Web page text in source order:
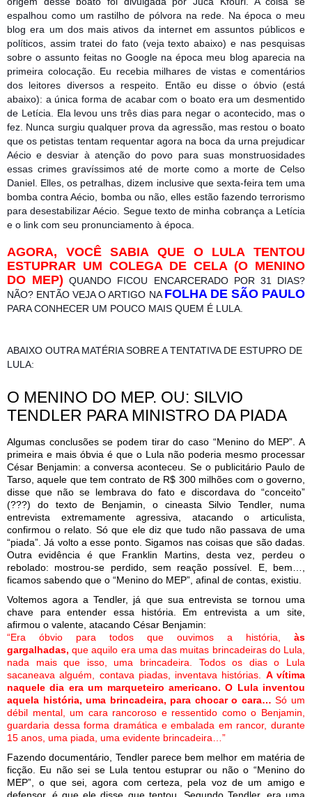
espalhou como um rastilho de pólvora na rede. Na época o meu
blog era um dos mais ativos da internet em assuntos públicos e
políticos, assim tratei do fato (veja texto abaixo) e nas pesquisas
sobre o assunto feitas no Google na época meu blog aparecia na
primeira colocação. Eu recebia milhares de vistas e comentários
dos leitores diversos a respeito. Então eu disse o óbvio (está
abaixo): a única forma de acabar com o boato era um desmentido
de Letícia. Ela levou uns três dias para negar o acontecido, mas o
fez. Nunca surgiu qualquer prova da agressão, mas restou o boato
que os petistas tentam requentar agora na boca da urna prejudicar
Aécio e desviar à atenção do povo para suas monstruosidades
essas crimes gravíssimos até de morte como a morte de Celso
Daniel. Elles, os petralhas, dizem inclusive que sexta-feira tem uma
bomba contra Aécio, bomba ou não, elles estão fazendo terrorismo
para desestabilizar Aécio. Segue texto de minha cobrança a Letícia
e o link com seu pronunciamento à época.
AGORA, VOCÊ SABIA QUE O LULA TENTOU
ESTUPRAR UM COLEGA DE CELA (O MENINO
DO MEP) QUANDO FICOU ENCARCERADO POR 31 DIAS?
NÃO? ENTÃO VEJA O ARTIGO NA FOLHA DE SÃO PAULO
PARA CONHECER UM POUCO MAIS QUEM É LULA.
ABAIXO OUTRA MATÉRIA SOBRE A TENTATIVA DE ESTUPRO DE
LULA:
O MENINO DO MEP. OU: SILVIO
TENDLER PARA MINISTRO DA PIADA
Algumas conclusões se podem tirar do caso “Menino do MEP”. A
primeira e mais óbvia é que o Lula não poderia mesmo processar
César Benjamin: a conversa aconteceu. Se o publicitário Paulo de
Tarso, aquele que tem contrato de R$ 300 milhões com o governo,
disse que não se lembrava do fato e discordava do “conceito”
(???) do texto de Benjamin, o cineasta Silvio Tendler, numa
entrevista extremamente agressiva, atacando o articulista,
confirmou o relato. Só que ele diz que tudo não passava de uma
“piada”. Já volto a esse ponto. Sigamos nas coisas que são dadas.
Outra evidência é que Franklin Martins, desta vez, perdeu o
rebolado: mostrou-se perdido, sem reação possível. E, bem…,
ficamos sabendo que o “Menino do MEP”, afinal de contas, existiu.
Voltemos agora a Tendler, já que sua entrevista se tornou uma
chave para entender essa história. Em entrevista a um site,
afirmou o valente, atacando César Benjamin:
“Era óbvio para todos que ouvimos a história, às
gargalhadas, que aquilo era uma das muitas brincadeiras do Lula,
nada mais que isso, uma brincadeira. Todos os dias o Lula
sacaneava alguém, contava piadas, inventava histórias. A vítima
naquele dia era um marqueteiro americano. O Lula inventou
aquela história, uma brincadeira, para chocar o cara… Só um
débil mental, um cara rancoroso e ressentido como o Benjamin,
guardaria dessa forma dramática e embalada em rancor, durante
15 anos, uma piada, uma evidente brincadeira…”
Fazendo documentário, Tendler parece bem melhor em matéria de
ficção. Eu não sei se Lula tentou estuprar ou não o “Menino do
MEP”, o que sei, agora com certeza, pela voz de um amigo e
defensor, é que ele disse que tentou. Segundo Tendler, era uma